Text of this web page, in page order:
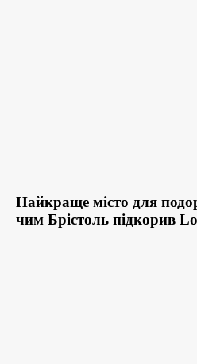
Найкраще місто для
чим Брістоль підкорив